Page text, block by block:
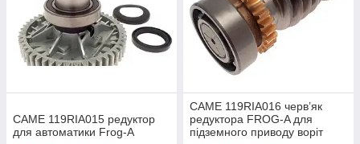
CAME 119RIA015 редуктор
для автоматики Frog-A
CAME 119RIA016 черв’як
редуктора FROG-A для
підземного приводу воріт